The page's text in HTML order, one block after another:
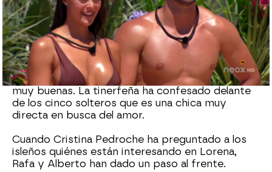
WhatsappFacebook
X Flipboard
Lorena ha llegado a la villa pisando fuerte y las
primeras impresiones con los isleños han sido
muy buenas. La tinerfeña ha confesado delante
de los cinco solteros que es una chica muy
directa en busca del amor.
Cuando Cristina Pedroche ha preguntado a los
isleños quiénes están interesando en Lorena,
Rafa y Alberto han dado un paso al frente.